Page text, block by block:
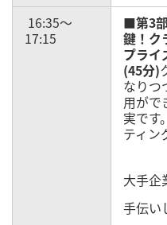
16:35～
17:15
■第3
鍵！ク
プライ
(45分)
なりつ
用がで
実です
ティン
大手企
手伝い